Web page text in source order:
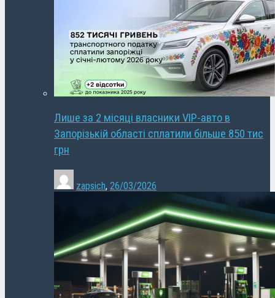
Лише за 2 місяці власники VIP-авто в
Запорізькій області сплатили більше 850 тис
грн
zapsich, 26/03/2026